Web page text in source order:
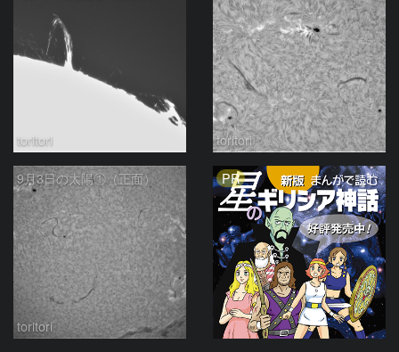
toritori toritori
9月3日の太陽①（正面）
toritori
PR